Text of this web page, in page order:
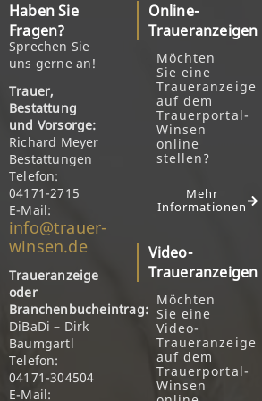
Haben Sie
Fragen?
Sprechen Sie
uns gerne an!
Trauer,
Bestattung
und Vorsorge:
Richard Meyer
Bestattungen
Telefon:
04171-2715
E-Mail:
info@trauer-
winsen.de
Traueranzeige
oder
Branchenbucheintrag:
DiBaDi – Dirk
Baumgartl
Telefon:
04171-304504
E-Mail:
Online-
Traueranzeigen
Möchten
Sie eine
Traueranzeige
auf dem
Trauerportal-
Winsen
online
stellen?
Mehr
Informationen
Video-
Traueranzeigen
Möchten
Sie eine
Video-
Traueranzeige
auf dem
Trauerportal-
Winsen